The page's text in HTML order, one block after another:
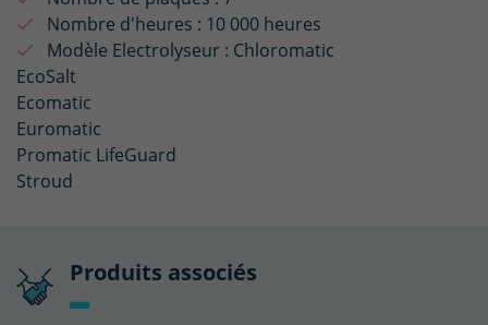
Nombre d'heures : 10 000 heures
Modèle Electrolyseur : Chloromatic
EcoSalt
Ecomatic
Euromatic
Promatic LifeGuard
Stroud
Produits associés